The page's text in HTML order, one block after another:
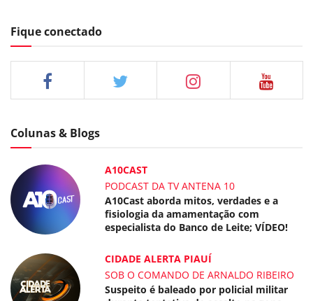
Fique conectado
Colunas & Blogs
A10CAST
PODCAST DA TV ANTENA 10
A10Cast aborda mitos, verdades e a
fisiologia da amamentação com
especialista do Banco de Leite; VÍDEO!
CIDADE ALERTA PIAUÍ
SOB O COMANDO DE ARNALDO RIBEIRO
Suspeito é baleado por policial militar